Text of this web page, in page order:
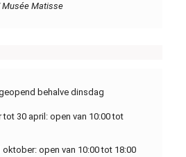
Musée Matisse
behalve dinsdag
tot 30 april: open van 10:00 tot
oktober: open van 10:00 tot 18:00